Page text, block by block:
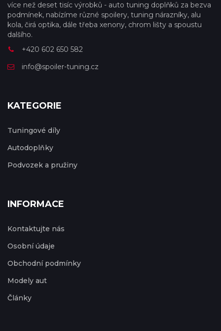
více než deset tisíc výrobků - auto tuning doplňků za bezva
podmínek, nabízíme různé spoilery, tuning nárazníky, alu
kola, čirá optika, dále třeba xenony, chrom lišty a spoustu
dalšího.
+420 602 650 582
info@spoiler-tuning.cz
KATEGORIE
Tuningové díly
Autodoplňky
Podvozek a pružiny
INFORMACE
Kontaktujte nás
Osobní údaje
Obchodní podmínky
Modely aut
Články